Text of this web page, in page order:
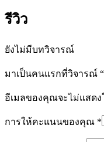
รีวิว
ยังไม่มีบทวิจารณ์
มาเป็นคนแรกที่วิจารณ์
อีเมลของคุณจะไม่แสด
การให้คะแนนของคุณ *